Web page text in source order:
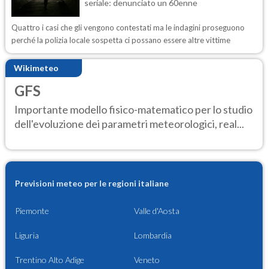
seriale: denunciato un 60enne
Quattro i casi che gli vengono contestati ma le indagini proseguono
perché la polizia locale sospetta ci possano essere altre vittime
Wikimeteo
GFS
Importante modello fisico-matematico per lo studio
dell'evoluzione dei parametri meteorologici, real...
Previsioni meteo per le regioni italiane
Piemonte Valle d'Aosta
Liguria Lombardia
Trentino Alto Adige Veneto